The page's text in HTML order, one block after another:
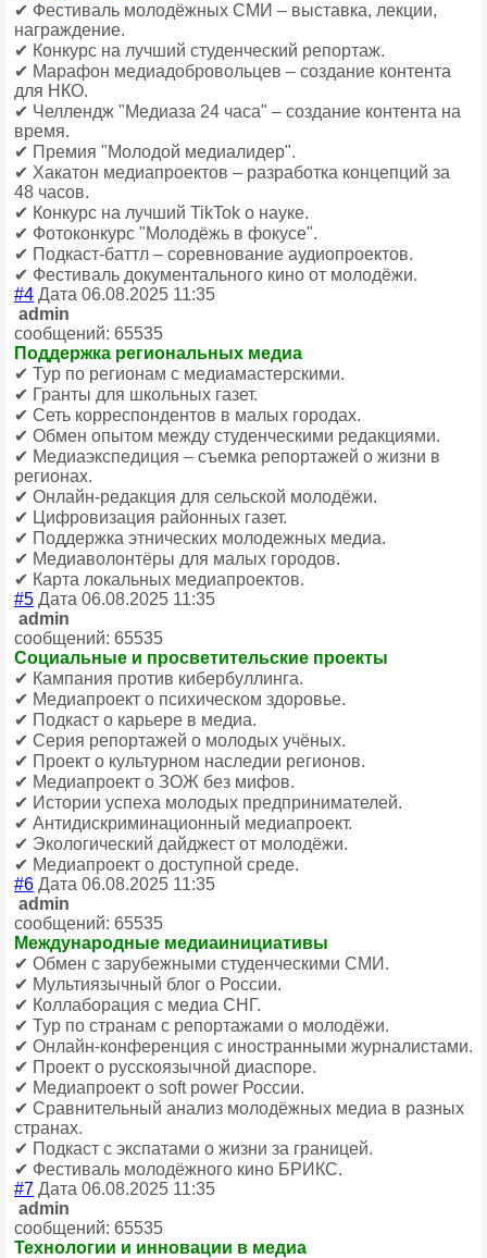
✔ Фестиваль молодёжных СМИ – выставка, лекции,
награждение.
✔ Конкурс на лучший студенческий репортаж.
✔ Марафон медиадобровольцев – создание контента
для НКО.
✔ Челлендж "Медиаза 24 часа" – создание контента на
время.
✔ Премия "Молодой медиалидер".
✔ Хакатон медиапроектов – разработка концепций за
48 часов.
✔ Конкурс на лучший TikTok о науке.
✔ Фотоконкурс "Молодёжь в фокусе".
✔ Подкаст-баттл – соревнование аудиопроектов.
✔ Фестиваль документального кино от молодёжи.
#4 Дата 06.08.2025 11:35
admin
сообщений: 65535
Поддержка региональных медиа
✔ Тур по регионам с медиамастерскими.
✔ Гранты для школьных газет.
✔ Сеть корреспондентов в малых городах.
✔ Обмен опытом между студенческими редакциями.
✔ Медиаэкспедиция – съемка репортажей о жизни в
регионах.
✔ Онлайн-редакция для сельской молодёжи.
✔ Цифровизация районных газет.
✔ Поддержка этнических молодежных медиа.
✔ Медиаволонтёры для малых городов.
✔ Карта локальных медиапроектов.
#5 Дата 06.08.2025 11:35
admin
сообщений: 65535
Социальные и просветительские проекты
✔ Кампания против кибербуллинга.
✔ Медиапроект о психическом здоровье.
✔ Подкаст о карьере в медиа.
✔ Серия репортажей о молодых учёных.
✔ Проект о культурном наследии регионов.
✔ Медиапроект о ЗОЖ без мифов.
✔ Истории успеха молодых предпринимателей.
✔ Антидискриминационный медиапроект.
✔ Экологический дайджест от молодёжи.
✔ Медиапроект о доступной среде.
#6 Дата 06.08.2025 11:35
admin
сообщений: 65535
Международные медиаинициативы
✔ Обмен с зарубежными студенческими СМИ.
✔ Мультиязычный блог о России.
✔ Коллаборация с медиа СНГ.
✔ Тур по странам с репортажами о молодёжи.
✔ Онлайн-конференция с иностранными журналистами.
✔ Проект о русскоязычной диаспоре.
✔ Медиапроект о soft power России.
✔ Сравнительный анализ молодёжных медиа в разных
странах.
✔ Подкаст с экспатами о жизни за границей.
✔ Фестиваль молодёжного кино БРИКС.
#7 Дата 06.08.2025 11:35
admin
сообщений: 65535
Технологии и инновации в медиа